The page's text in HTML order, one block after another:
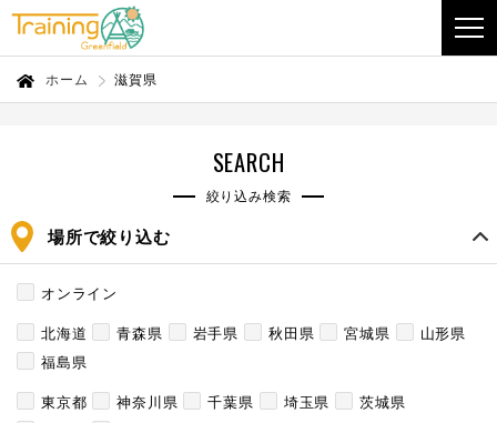
ホーム 滋賀県
SEARCH
絞り込み検索
場所で絞り込む
オンライン
北海道
青森県 岩手県 秋田県 宮城県
山形県
福島県
東京都
神奈川県 千葉県 埼玉県
茨城県